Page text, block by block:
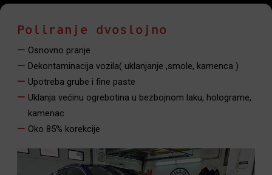
Poliranje dvoslojno
Osnovno pranje
Dekontaminacija vozila( uklanjanje ,smole, kamenca )
Upotreba grube i fine paste
Uklanja većinu ogrebotina u bezbojnom laku, holograme,
kamenac
Oko 85% korekcije